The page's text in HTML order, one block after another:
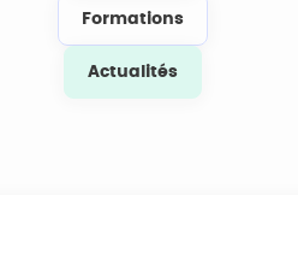
Formations
Actualités